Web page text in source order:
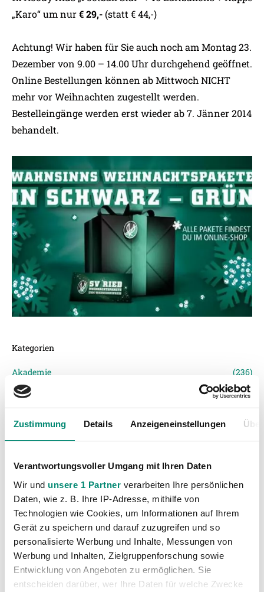
Zustimmung Details Anzeigeneinstellungen
Verantwortungsvoller Umgang mit Ihren Daten
Wir und unsere 1 Partner verarbeiten Ihre persönlichen
Daten, wie z. B. Ihre IP-Adresse, mithilfe von
Technologien wie Cookies, um Informationen auf Ihrem
Gerät zu speichern und darauf zuzugreifen und so
personalisierte Werbung und Inhalte, Messungen von
Werbung und Inhalten, Zielgruppenforschung sowie
Entwicklung von Angeboten zu ermöglichen. Sie
entscheiden darüber, wer Ihre Daten für welche Zwecke
„Karo“ um nur€ 29,-(statt € 44,-)
Achtung! Wir haben für Sie auch noch am Montag 23.
Dezember von 9.00 – 14.00 Uhr durchgehend geöffnet.
Online Bestellungen können ab Mittwoch NICHT
mehr vor Weihnachten zugestellt werden.
Bestelleingänge werden erst wieder ab 7. Jänner 2014
behandelt.
Kategorien
Akademie
(236)
Allgemeine News
(605)
Damen
(6)
Junge Wikinger Ried
(413)
Nachwuchs
(74)
Profis
Ticketing
(91)
Unkategorisiert